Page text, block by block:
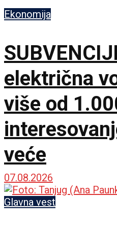
Ekonomija
električna
više od
veće
07.08.2026
Glavna vest